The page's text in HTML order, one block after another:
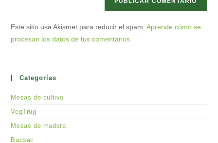
Este sitio usa Akismet para reducir el spam.Aprende cómo se
procesan los datos de tus comentarios.
Categorías
Mesas de cultivo
VegTrug
Mesas de madera
Bacsac